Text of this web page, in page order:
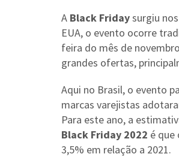
A Black Fridaysurgiu nos
EUA, o evento ocorre
feira do mês de
grandes ofertas,
Aqui no Brasil, o evento
marcas varejistas
Para este ano, a
Black Friday 2022 é que
3,5% em relação a 2021.